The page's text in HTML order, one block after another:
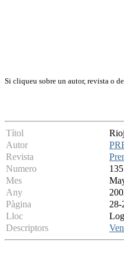
Si cliqueu sobre un autor, revista o
Títol
Autor
Revista
Numero
135
Mes
Any
Pàgina
28-
Lloc
Descriptors